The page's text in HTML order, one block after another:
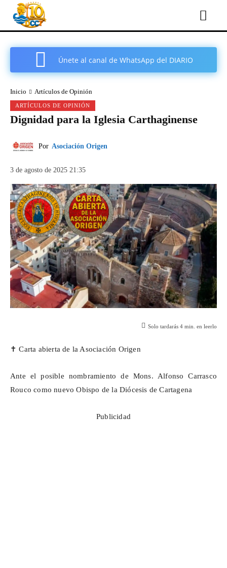
Únete al canal de WhatsApp del DIARIO
Inicio Artículos de Opinión
ARTÍCULOS DE OPINIÓN
Dignidad para la Iglesia Carthaginense
Por Asociación Origen
3 de agosto de 2025 21:35
Solo tardarás 4 min. en leerlo
✝️ Carta abierta de la Asociación Origen
Ante el posible nombramiento de Mons. Alfonso Carrasco
Rouco como nuevo Obispo de la Diócesis de Cartagena
Publicidad